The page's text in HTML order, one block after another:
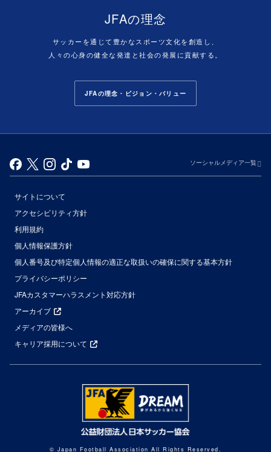
JFAの理念
サッカーを通じて豊かなスポーツ文化を創造し、
人々の心身の健全な発達と社会の発展に貢献する。
JFAの理念・ビジョン・バリュー
ソーシャルメディア一覧
サイトについて
アクセシビリティ方針
利用規約
個人情報保護方針
個人番号及び特定個人情報の適正な取扱いの確保に関する基本方針
プライバシーポリシー
JFAカスタマーハラスメント対応方針
アーカイブ
メディアの皆様へ
キャリア採用について
© Japan Football Association All Rights Reserved.